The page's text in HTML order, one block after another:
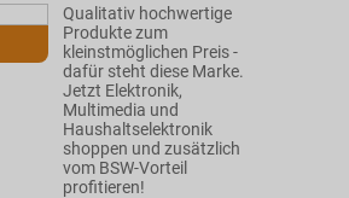
Qualitativ hochwertige
Produkte zum
kleinstmöglichen Preis -
dafür steht diese Marke.
Jetzt Elektronik,
Multimedia und
Haushaltselektronik
shoppen und zusätzlich
vom BSW-Vorteil
profitieren!